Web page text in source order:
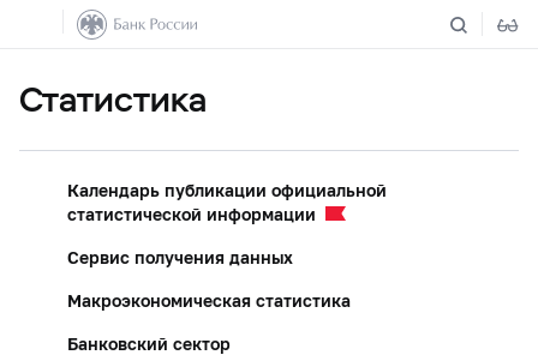
Статистика
Календарь публикации официальной
статистической информации
Сервис получения данных
Макроэкономическая статистика
Банковский сектор